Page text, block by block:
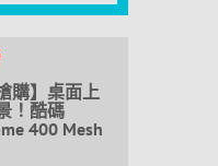
購】桌面上
！酷碼
400 Mesh